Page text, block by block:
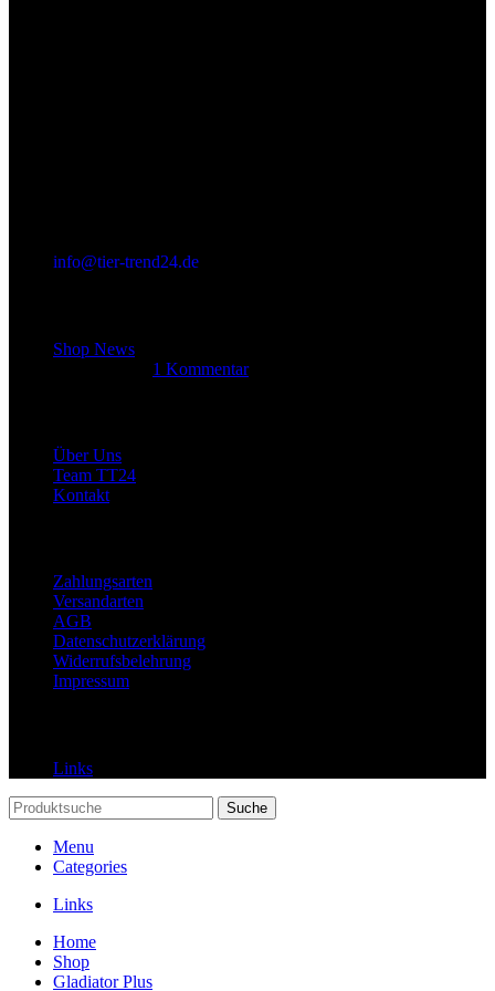
info@tier-trend24.de
Shop News
1 Kommentar
Über Uns
Team TT24
Kontakt
Zahlungsarten
Versandarten
AGB
Datenschutzerklärung
Widerrufsbelehrung
Impressum
Links
Suche
Menu
Categories
Links
Home
Shop
Gladiator Plus